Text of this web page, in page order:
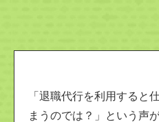
「退職代行を利用すると
まうのでは？」という声